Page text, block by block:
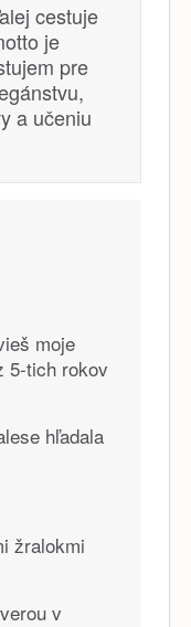
cestuje
je
pre
a učeniu
moje
5-tich rokov
hľadala
žralokmi
v